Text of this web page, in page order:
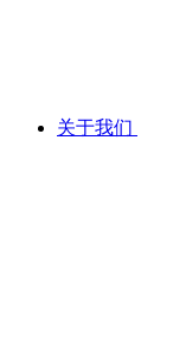
关于我们